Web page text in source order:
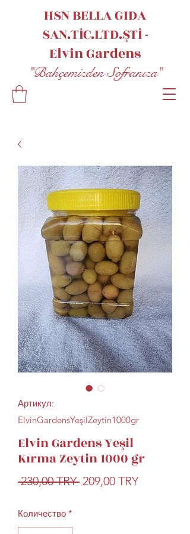
HSN BELLA GIDA
SAN.TİC.LTD.ŞTİ -
ElvinGardens
"Bahçemizden Sofranıza"
Артикул:
ElvinGardensYeşilZeytin1000gr
Elvin Gardens Yeşil
Kırma Zeytin 1000 gr
230,00 TRY Обычная
209,00 TRYСпеццена
Количество *